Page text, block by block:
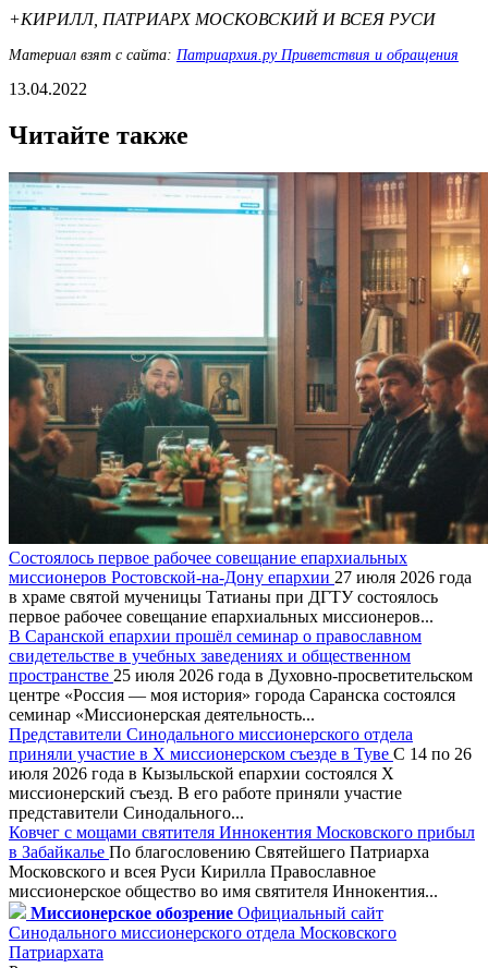
+КИРИЛЛ, ПАТРИАРХ МОСКОВСКИЙ И ВСЕЯ РУСИ
Материал взят с сайта: Патриархия.ру Приветствия и обращения
13.04.2022
Читайте также
Состоялось первое рабочее совещание епархиальных
миссионеров Ростовской-на-Дону епархии 27 июля 2026 года
в храме святой мученицы Татианы при ДГТУ состоялось
первое рабочее совещание епархиальных миссионеров...
В Саранской епархии прошёл семинар о православном
свидетельстве в учебных заведениях и общественном
пространстве 25 июля 2026 года в Духовно-просветительском
центре «Россия — моя история» города Саранска состоялся
семинар «Миссионерская деятельность...
Представители Синодального миссионерского отдела
приняли участие в X миссионерском съезде в Туве С 14 по 26
июля 2026 года в Кызыльской епархии состоялся X
миссионерский съезд. В его работе приняли участие
представители Синодального...
Ковчег с мощами святителя Иннокентия Московского прибыл
в Забайкалье По благословению Святейшего Патриарха
Московского и всея Руси Кирилла Православное
миссионерское общество во имя святителя Иннокентия...
Миссионерское обозрение Официальный сайт
Синодального миссионерского отдела Московского
Патриархата